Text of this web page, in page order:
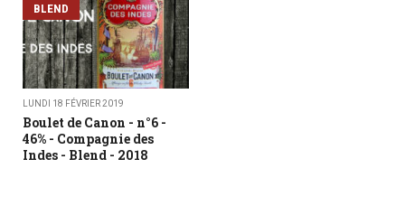
BLEND
LUNDI 18 FÉVRIER 2019
Boulet de Canon - n°6 -
46% - Compagnie des
Indes - Blend - 2018